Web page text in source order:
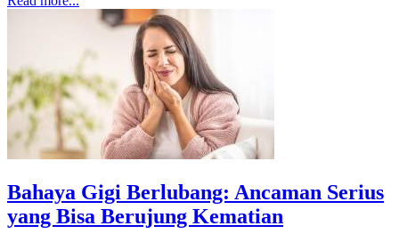
Bahaya Gigi Berlubang: Ancaman Serius
yang Bisa Berujung Kematian